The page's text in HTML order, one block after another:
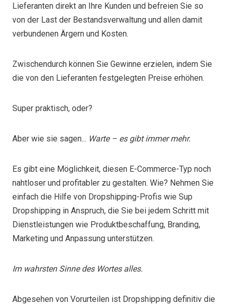
Lieferanten direkt an Ihre Kunden und befreien Sie so
von der Last der Bestandsverwaltung und allen damit
verbundenen Ärgern und Kosten.
Zwischendurch können Sie Gewinne erzielen, indem Sie
die von den Lieferanten festgelegten Preise erhöhen.
Super praktisch, oder?
Aber wie sie sagen... Warte – es gibt immer mehr.
Es gibt eine Möglichkeit, diesen E-Commerce-Typ noch
nahtloser und profitabler zu gestalten. Wie? Nehmen Sie
einfach die Hilfe von Dropshipping-Profis wie Sup
Dropshipping in Anspruch, die Sie bei jedem Schritt mit
Dienstleistungen wie Produktbeschaffung, Branding,
Marketing und Anpassung unterstützen.
Im wahrsten Sinne des Wortes alles.
Abgesehen von Vorurteilen ist Dropshipping definitiv die